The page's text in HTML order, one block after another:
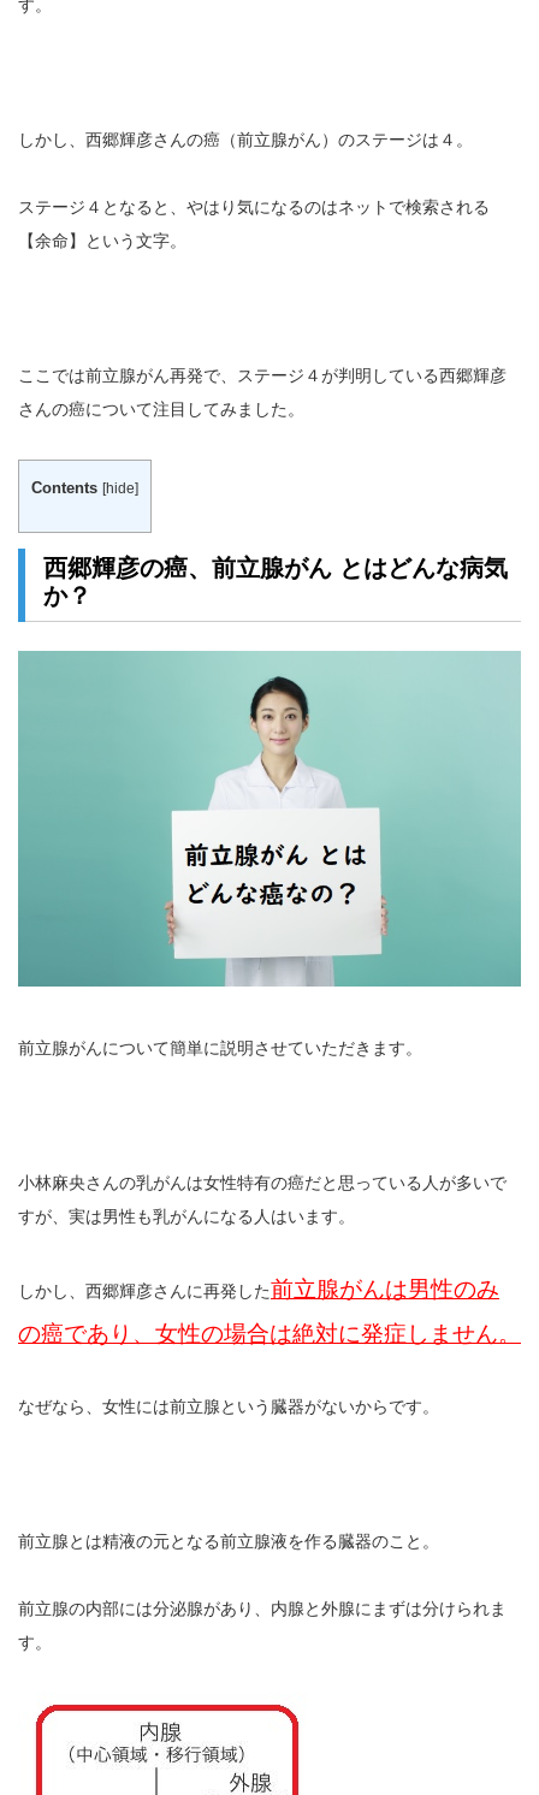
す。
しかし、西郷輝彦さんの癌（前立腺がん）のステージは４。
ステージ４となると、やはり気になるのはネットで検索される
【余命】という文字。
ここでは前立腺がん再発で、ステージ４が判明している西郷輝彦
さんの癌について注目してみました。
Contents [hide]
西郷輝彦の癌、前立腺がん とはどんな病気
か？
前立腺がんについて簡単に説明させていただきます。
小林麻央さんの乳がんは女性特有の癌だと思っている人が多いで
すが、実は男性も乳がんになる人はいます。
しかし、西郷輝彦さんに再発した前立腺がんは男性のみ
の癌であり、女性の場合は絶対に発症しません。
なぜなら、女性には前立腺という臓器がないからです。
前立腺とは精液の元となる前立腺液を作る臓器のこと。
前立腺の内部には分泌腺があり、内腺と外腺にまずは分けられま
す。